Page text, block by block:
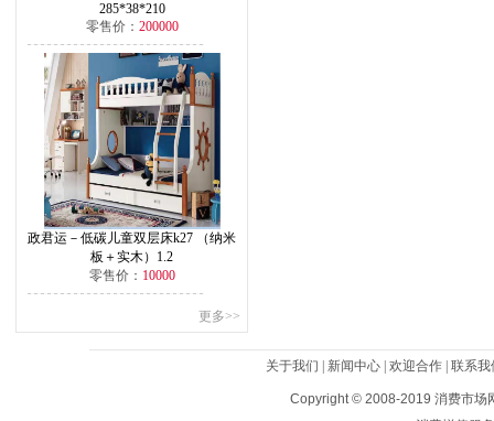
285*38*210
零售价： 200000
政君运－低碳儿童双层床k27 （纳米
板＋实木）1.2
零售价： 10000
更多>>
关于我们 新闻中心 欢迎合作 联系我
Copyright © 2008-2019 消费市场